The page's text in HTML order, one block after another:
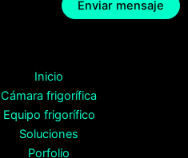
Inicio
Cámara frigorífica
Equipo frigorífico
Soluciones
Porfolio